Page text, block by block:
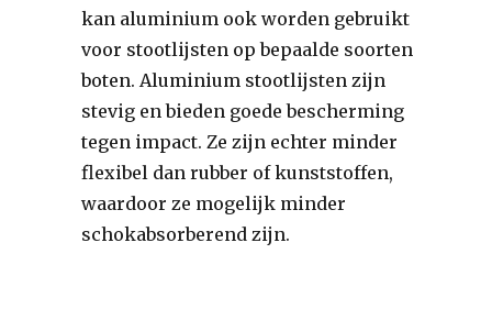
kan aluminium ook worden gebruikt
voor stootlijsten op bepaalde soorten
boten. Aluminium stootlijsten zijn
stevig en bieden goede bescherming
tegen impact. Ze zijn echter minder
flexibel dan rubber of kunststoffen,
waardoor ze mogelijk minder
schokabsorberend zijn.